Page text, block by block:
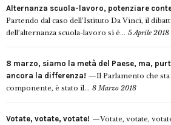
Alternanza scuola-lavoro, potenziare
Partendo dal caso dell’Istituto Da Vinci, il
dell’alternanza scuola-lavoro si è... 5 Aprile 2018
8 marzo, siamo la metà del Paese, ma,
ancora la differenza!
Il Parlamento che
componente, è stato il... 8 Marzo 2018
Votate, votate, votate!
Votate, votate,